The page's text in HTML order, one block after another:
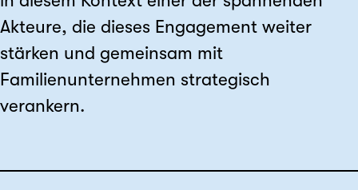
Akteure, die dieses Engagement weiter
stärken und gemeinsam mit
Familienunternehmen strategisch
verankern.